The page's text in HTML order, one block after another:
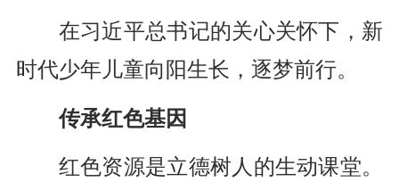
在习近平总书记的关心关怀下，新
时代少年儿童向阳生长，逐梦前行。
传承红色基因
红色资源是立德树人的生动课堂。